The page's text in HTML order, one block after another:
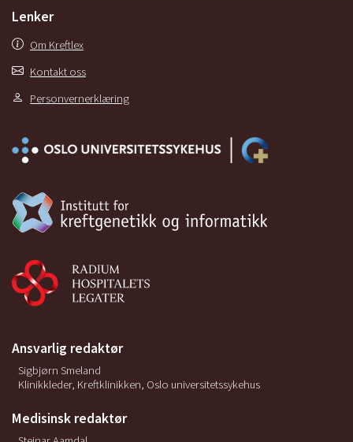
Lenker
Om Kreftlex
Kontakt oss
Personvernerklæring
Ansvarlig redaktør
Sigbjørn Smeland
Klinikkleder, Kreftklinikken, Oslo universitetssykehus
Medisinsk redaktør